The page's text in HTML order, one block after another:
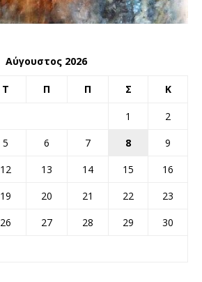
Αύγουστος 2026
Τ Π Π Σ Κ
1
2
5 6 7 8
9
12 13 14 15
16
19 20 21 22
23
26 27 28 29
30